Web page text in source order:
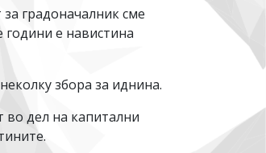
градоначалник сме
е навистина
збора за иднина.
дел на капитални